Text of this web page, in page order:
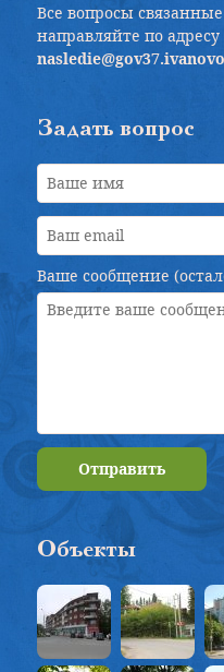
Все вопросы
направляйте по
Задать вопрос
Ваше сообщение
Отправить
Объекты